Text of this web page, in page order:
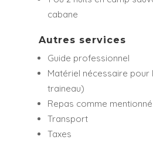
cabane
Autres services
Guide professionnel
Matériel nécessaire pour
traineau)
Repas comme mentionné
Transport
Taxes